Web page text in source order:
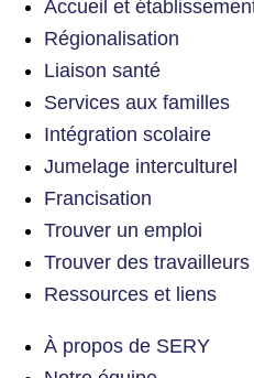
Accueil et
Régionalisation
Liaison santé
Services aux familles
Intégration scolaire
Jumelage interculturel
Francisation
Trouver un emploi
Trouver des travailleurs
Ressources et liens
À propos de SERY